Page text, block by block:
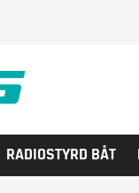
RADIOSTYRD BÅT